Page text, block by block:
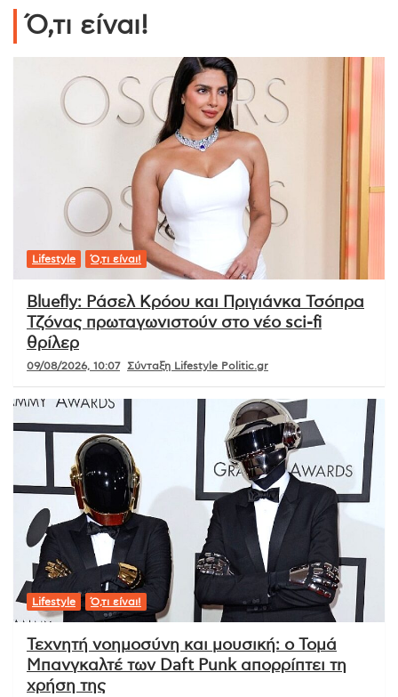
Ό,τι είναι!
Lifestyle Ό,τι είναι!
Bluefly: Ράσελ Κρόου και Πριγιάνκα Τσόπρα
Τζόνας πρωταγωνιστούν στο νέο sci-fi
θρίλερ
09/08/2026, 10:07 Σύνταξη Lifestyle Politic.gr
Lifestyle Ό,τι είναι!
Τεχνητή νοημοσύνη και μουσική: ο Τομά
Μπανγκαλτέ των Daft Punk απορρίπτει τη
χρήση της